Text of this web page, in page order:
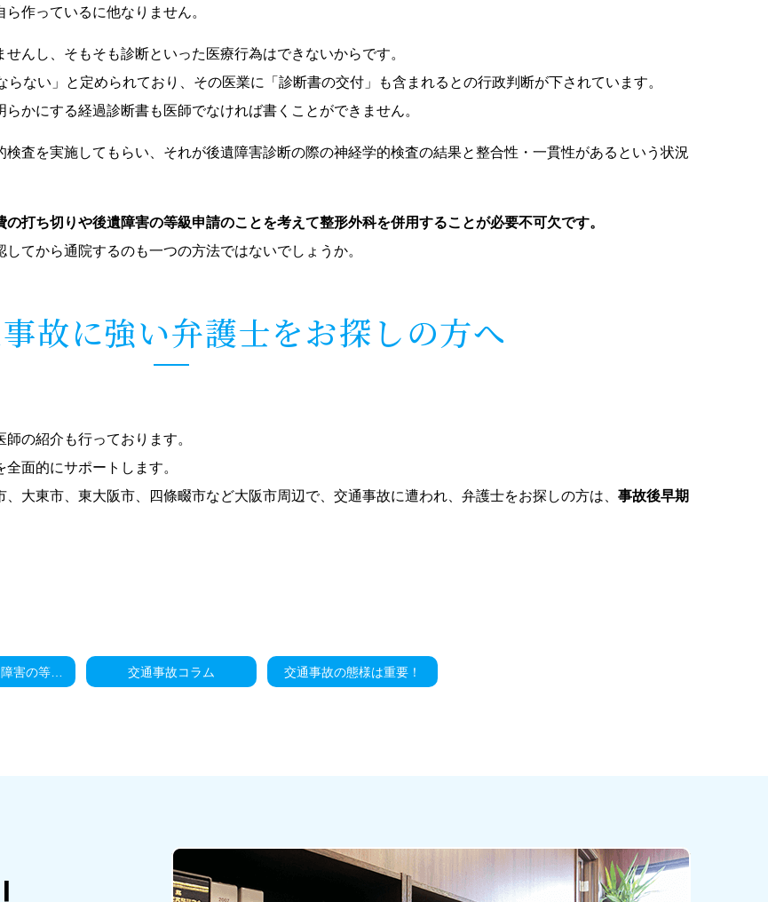
作っているに他なりません。
んし、そもそも診断といった医療行為はできないからです。
ない」と定められており、その医業に「診断書の交付」も含まれるとの行政判断が下されています。
かにする経過診断書も医師でなければ書くことができません。
査を実施してもらい、それが後遺障害診断の際の神経学的検査の結果と整合性・一貫性があるという状況
打ち切りや後遺障害の等級申請のことを考えて整形外科を併用することが必要不可欠です。
てから通院するのも一つの方法ではないでしょうか。
故に強い弁護士をお探しの方へ
の紹介も行っております。
面的にサポートします。
大東市、東大阪市、四條畷市など大阪市周辺で、交通事故に遭われ、弁護士をお探しの方は、 事故後早期
交通事故コラム 交通事故の態様は重要！